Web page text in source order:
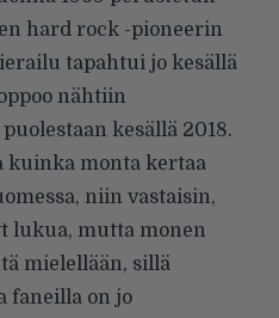
hard rock -pioneerin
tapahtui jo kesällä
nähtiin
kesällä 2018.
kuinka monta kertaa
niin vastaisin,
lukua, mutta monen
mielellään, sillä
faneilla on jo